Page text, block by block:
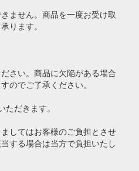
ません。商品を一度お受け取
ります。
さい。商品に欠陥がある場合
のでご了承ください。
だきます。
してはお客様のご負担とさせ
する場合は当方で負担いたし